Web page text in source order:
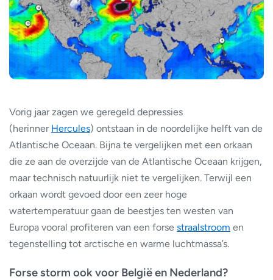
Vorig jaar zagen we geregeld depressies
(herinner Hercules) ontstaan in de noordelijke helft van de
Atlantische Oceaan. Bijna te vergelijken met een orkaan
die ze aan de overzijde van de Atlantische Oceaan krijgen,
maar technisch natuurlijk niet te vergelijken. Terwijl een
orkaan wordt gevoed door een zeer hoge
watertemperatuur gaan de beestjes ten westen van
Europa vooral profiteren van een forse straalstroom en
tegenstelling tot arctische en warme luchtmassa’s.
Forse storm ook voor België en Nederland?